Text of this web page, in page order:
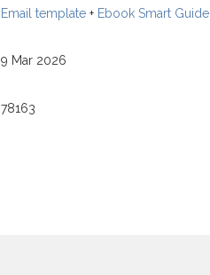
Email template + Ebook Smart Guide
9 Mar 2026
78163